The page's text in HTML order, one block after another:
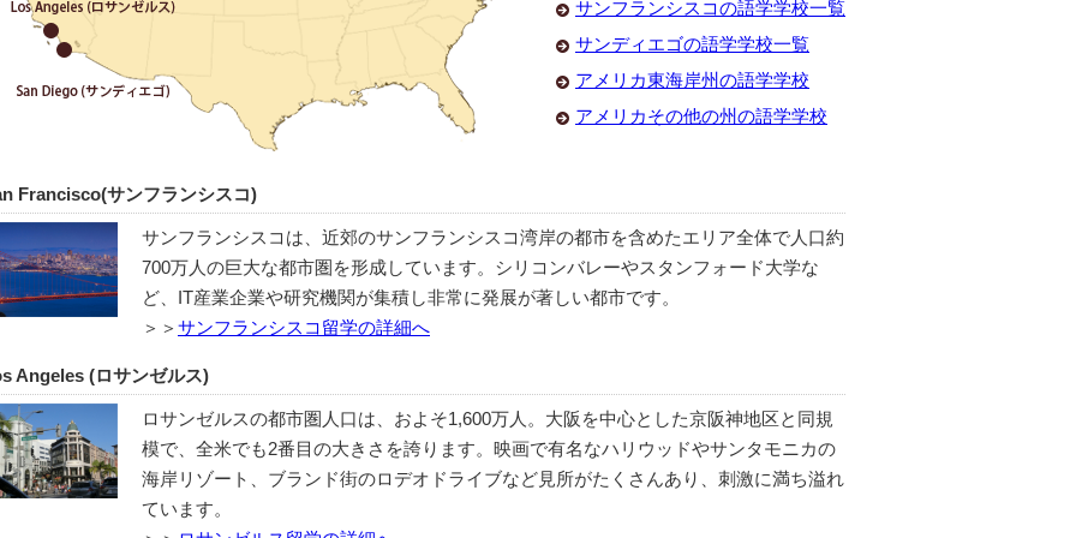
サンフランシスコの語学学校一覧
サンディエゴの語学学校一覧
アメリカ東海岸州の語学学校
アメリカその他の州の語学学校
Francisco(サンフランシスコ)
サンフランシスコは、近郊のサンフランシスコ湾岸の都市を含めたエリア全体で人口約
700万人の巨大な都市圏を形成しています。シリコンバレーやスタンフォード大学な
ど、IT産業企業や研究機関が集積し非常に発展が著しい都市です。
＞＞ サンフランシスコ留学の詳細へ
Angeles (ロサンゼルス)
ロサンゼルスの都市圏人口は、およそ1,600万人。大阪を中心とした京阪神地区と同規
模で、全米でも2番目の大きさを誇ります。映画で有名なハリウッドやサンタモニカの
海岸リゾート、ブランド街のロデオドライブなど見所がたくさんあり、刺激に満ち溢れ
ています。